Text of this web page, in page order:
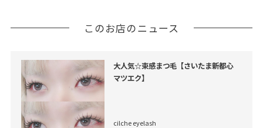
このお店のニュース
大人気☆束感まつ毛【さいたま新都心
マツエク】
cilche eyelash